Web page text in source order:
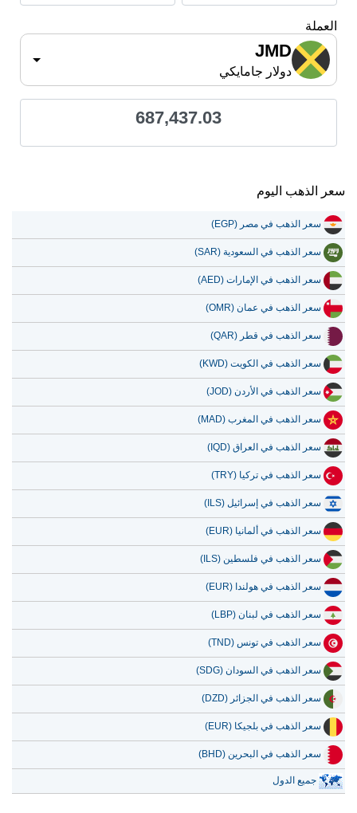
العملة
JMD
دولار جامايكي
687,437.03
سعر الذهب اليوم
سعر الذهب في مصر (EGP)
سعر الذهب في السعودية (SAR)
سعر الذهب في الإمارات (AED)
سعر الذهب في عمان (OMR)
سعر الذهب في قطر (QAR)
سعر الذهب في الكويت (KWD)
سعر الذهب في الأردن (JOD)
سعر الذهب في المغرب (MAD)
سعر الذهب في العراق (IQD)
سعر الذهب في تركيا (TRY)
سعر الذهب في إسرائيل (ILS)
سعر الذهب في ألمانيا (EUR)
سعر الذهب في فلسطين (ILS)
سعر الذهب في هولندا (EUR)
سعر الذهب في لبنان (LBP)
سعر الذهب في تونس (TND)
سعر الذهب في السودان (SDG)
سعر الذهب في الجزائر (DZD)
سعر الذهب في بلجيكا (EUR)
سعر الذهب في البحرين (BHD)
جميع الدول